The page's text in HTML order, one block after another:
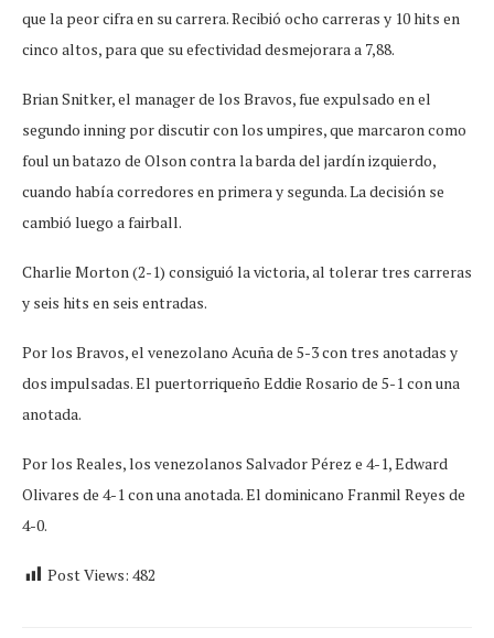
que la peor cifra en su carrera. Recibió ocho carreras y 10 hits en
cinco altos, para que su efectividad desmejorara a 7,88.
Brian Snitker, el manager de los Bravos, fue expulsado en el
segundo inning por discutir con los umpires, que marcaron como
foul un batazo de Olson contra la barda del jardín izquierdo,
cuando había corredores en primera y segunda. La decisión se
cambió luego a fairball.
Charlie Morton (2-1) consiguió la victoria, al tolerar tres carreras
y seis hits en seis entradas.
Por los Bravos, el venezolano Acuña de 5-3 con tres anotadas y
dos impulsadas. El puertorriqueño Eddie Rosario de 5-1 con una
anotada.
Por los Reales, los venezolanos Salvador Pérez e 4-1, Edward
Olivares de 4-1 con una anotada. El dominicano Franmil Reyes de
4-0.
Post Views: 482